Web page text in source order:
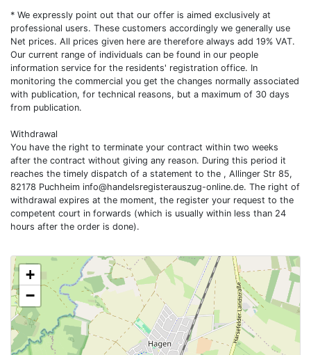
* We expressly point out that our offer is aimed exclusively at
professional users. These customers accordingly we generally use
Net prices. All prices given here are therefore always add 19% VAT.
Our current range of individuals can be found in our people
information service for the residents' registration office. In
monitoring the commercial you get the changes normally associated
with publication, for technical reasons, but a maximum of 30 days
from publication.
Withdrawal
You have the right to terminate your contract within two weeks
after the contract without giving any reason. During this period it
reaches the timely dispatch of a statement to the , Allinger Str 85,
82178 Puchheim info@handelsregisterauszug-online.de. The right of
withdrawal expires at the moment, the register your request to the
competent court in forwards (which is usually within less than 24
hours after the order is done).
+
−